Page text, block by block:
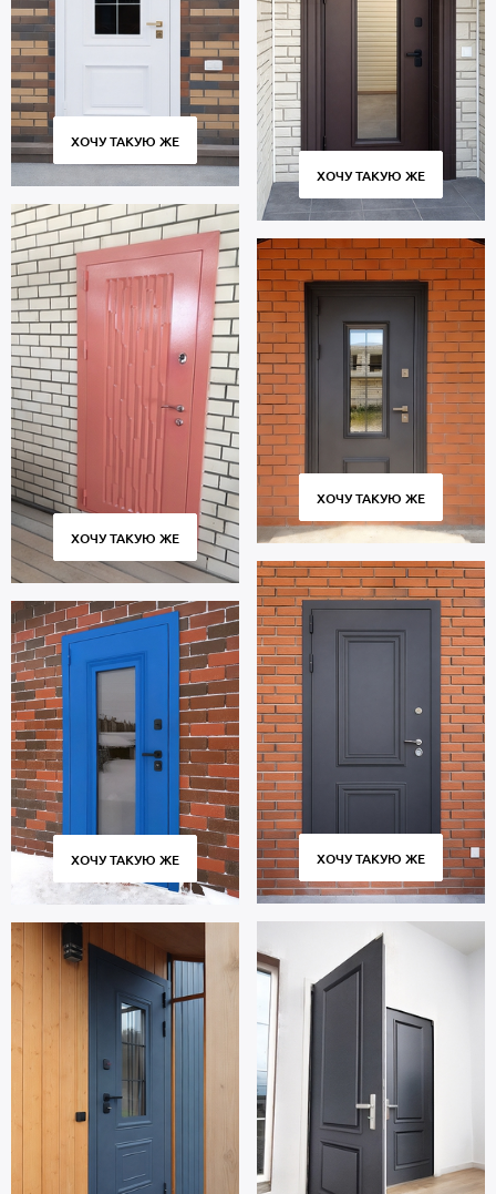
ХОЧУ ТАКУЮ ЖЕ
ХОЧУ ТАКУЮ ЖЕ
ХОЧУ ТАКУЮ ЖЕ
ХОЧУ ТАКУЮ ЖЕ
ХОЧУ ТАКУЮ ЖЕ
ХОЧУ ТАКУЮ ЖЕ